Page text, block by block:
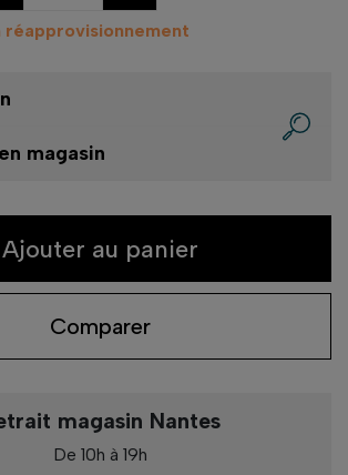
réapprovisionnement
magasin
Ajouter au panier
Comparer
magasin Nantes
De 10h à 19h